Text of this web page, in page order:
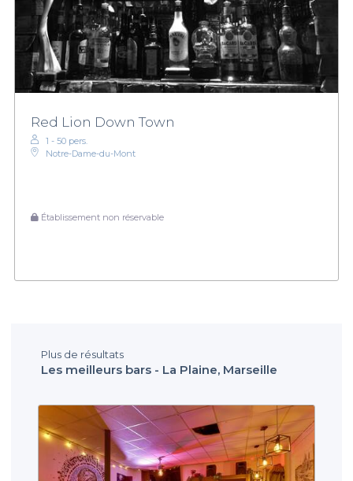
Red Lion Down Town
1 - 50 pers.
Notre-Dame-du-Mont
Établissement non réservable
Plus de résultats
Les meilleurs bars - La Plaine, Marseille